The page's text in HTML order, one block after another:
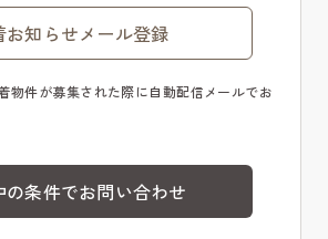
お知らせメール登録
物件が募集された際に自動配信メールでお
の条件でお問い合わせ